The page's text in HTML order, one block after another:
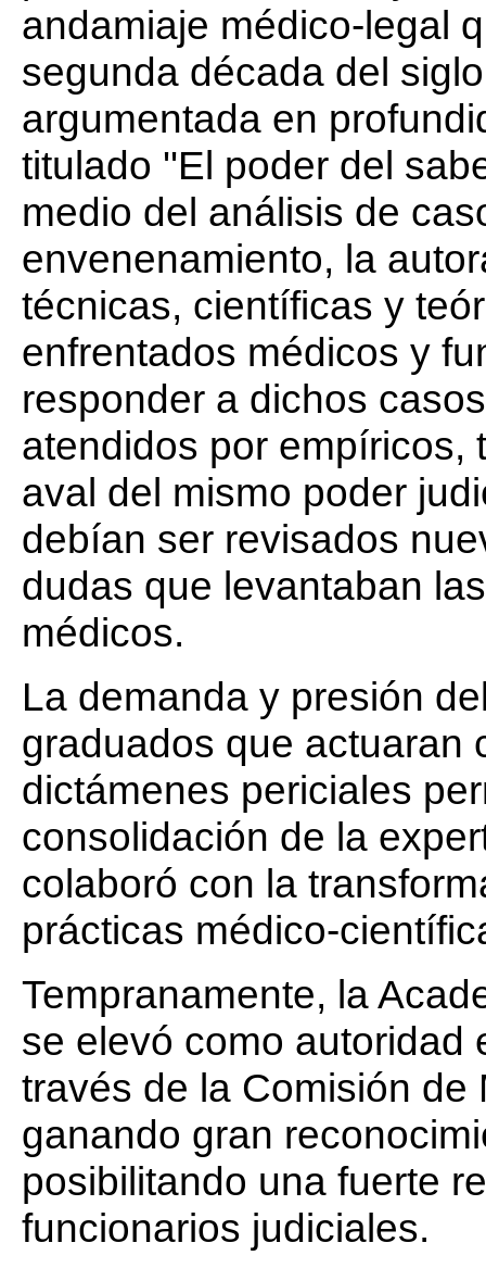
andamiaje médico-legal
segunda década del
argumentada en
titulado ''El poder del
medio del análisis de
envenenamiento, la
técnicas, científicas y
enfrentados médicos y
responder a dichos
atendidos por empíricos,
aval del mismo poder
debían ser revisados
dudas que levantaban
médicos.
La demanda y presión
graduados que actuaran
dictámenes periciales
consolidación de la
colaboró con la
prácticas médico-
Tempranamente, la
se elevó como autoridad
través de la Comisión de
ganando gran
posibilitando una fuerte
funcionarios judiciales.